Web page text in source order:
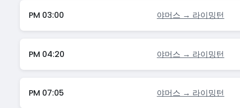
PM 03:00 야머스 → 라이밍턴
PM 04:20 야머스 → 라이밍턴
PM 07:05 야머스 → 라이밍턴